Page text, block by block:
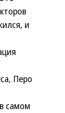
и
Перо
самом